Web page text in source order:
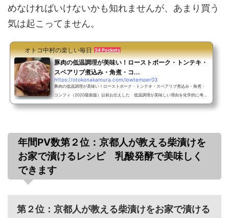
めなければいけないかも知れませんが、あまり買う
気は起こってません。
オトコ中村の楽しい毎日 34 Pockets
豚肉の低温調理が美味い！ローストポーク・トンテキ・
スペアリブ煮込み・角煮・コ...
https://otokonakamura.com/lowtemper03
豚肉の低温調理が美味い！ローストポーク・トンテキ・スペアリブ煮込み・角煮・
コンフィ（2020最新版）以前お伝えした 低温調理が美味しい理由を化学的に考察
する の理論を踏まえて豚肉を調理してみます。その記事を、お読みでない方に結
次】１．低温調理の温度キープについて２．豚肉の食中毒リスク回...
年間PV数第２位：京都人が教える柴漬けを
お家で漬けるレシピ 乳酸発酵で美味しく
できます
第２位：京都人が教える柴漬けをお家で漬ける